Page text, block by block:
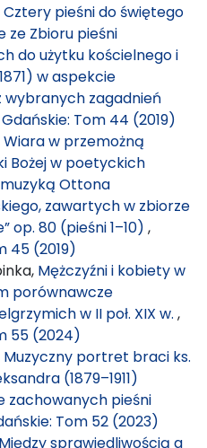
Cztery pieśni do świętego
ze Zbioru pieśni
do użytku kościelnego i
w aspekcie
zagadnień
Tom 44 (2019)
Wiara w przemożną
Bożej w poetyckich
Ottona
zawartych w zbiorze
op. 80 (pieśni 1–10) ,
45 (2019)
Mężczyźni i kobiety w
porównawcze
w II poł. XIX w. ,
55 (2024)
Muzyczny portret braci ks.
(1879–1911)
zachowanych pieśni
Tom 52 (2023)
Między sprawiedliwością a